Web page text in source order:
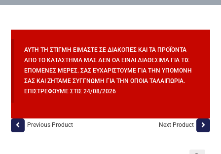
ΑΥΤΉ ΤΗ ΣΤΙΓΜΉ ΕΊΜΑΣΤΕ ΣΕ ΔΙΑΚΟΠΈΣ ΚΑΙ ΤΑ ΠΡΟΪΌΝΤΑ
ΑΠΌ ΤΟ ΚΑΤΆΣΤΗΜΆ ΜΑΣ ΔΕΝ ΘΑ ΕΊΝΑΙ ΔΙΑΘΈΣΙΜΑ ΓΙΑ ΤΙΣ
ΕΠΌΜΕΝΕΣ ΜΈΡΕΣ. ΣΑΣ ΕΥΧΑΡΙΣΤΟΎΜΕ ΓΙΑ ΤΗΝ ΥΠΟΜΟΝΉ
ΣΑΣ ΚΑΙ ΖΗΤΆΜΕ ΣΥΓΓΝΏΜΗ ΓΙΑ ΤΗΝ ΌΠΟΙΑ ΤΑΛΑΙΠΩΡΊΑ.
ΕΠΙΣΤΡΈΦΟΥΜΕ ΣΤΙΣ 24/08/2026
Previous Product Next Product